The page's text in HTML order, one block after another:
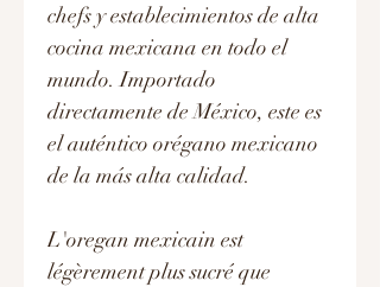
chefs y establecimientos de alta
cocina mexicana en todo el
mundo. Importado
directamente de México, este es
el auténtico orégano mexicano
de la más alta calidad.
L'oregan mexicain est
légèrement plus sucré que